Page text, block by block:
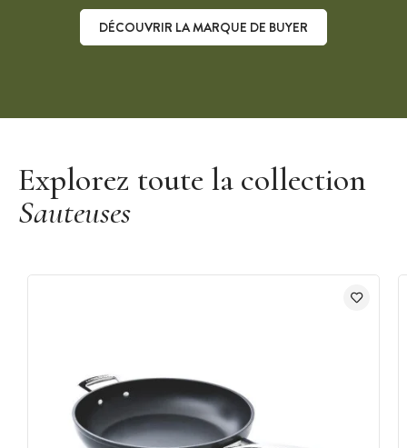
DÉCOUVRIR LA MARQUE DE BUYER
Explorez toute la collection
Sauteuses